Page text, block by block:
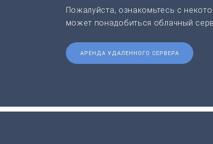
Пожалуйста, ознакомьтесь с
может понадобиться облачный
АРЕНДА УДАЛЕННОГО СЕРВЕРА